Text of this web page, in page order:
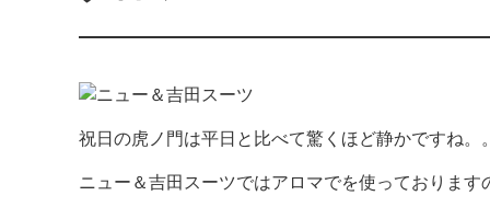
祝日の虎ノ門は平日と比べて驚くほど静かですね。
ニュー＆吉田スーツではアロマでを使っております